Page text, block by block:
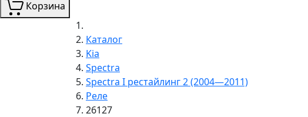
Корзина
Каталог
Kia
Spectra
Spectra I рестайлинг 2 (2004—2011)
Реле
26127